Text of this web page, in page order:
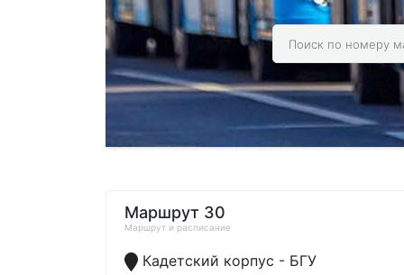
Маршрут 30
Маршрут и расписание
Кадетский корпус - БГУ